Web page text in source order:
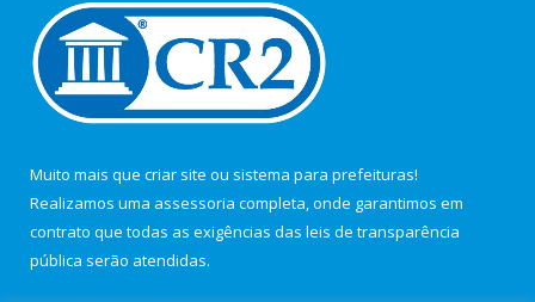
Muito mais que criar site ou sistema para prefeituras!
Realizamos uma assessoria completa, onde garantimos em
contrato que todas as exigências das leis de transparência
pública serão atendidas.